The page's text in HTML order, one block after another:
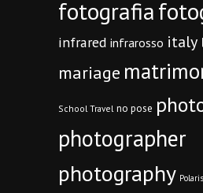
fotografia
infrared infrarosso italy
mariage
School Travel no pose
photographer
photography Polaris